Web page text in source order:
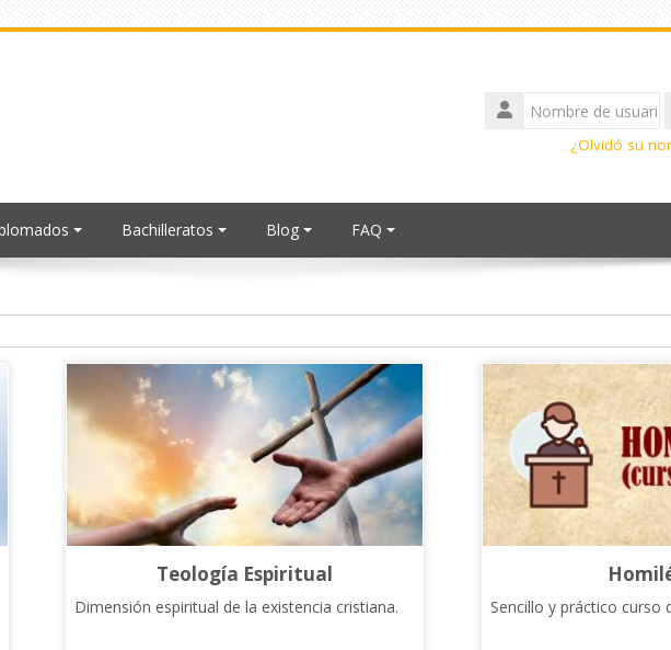
Nombre
de
¿Olvidó su
Bachilleratos Blog FAQ
Teología Espiritual
Dimensión espiritual de la existencia cristiana. Sencillo y práctico curso